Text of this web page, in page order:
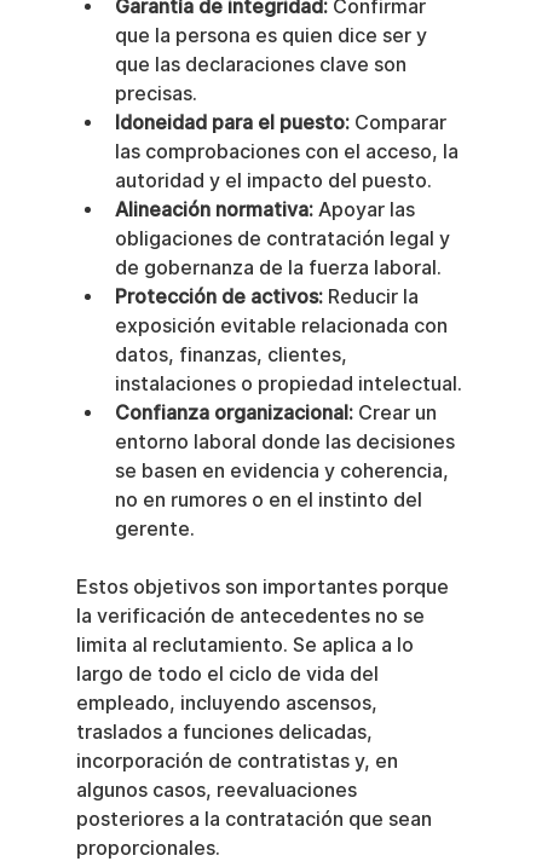
Garantía de integridad: Confirmar
que la persona es quien dice ser y
que las declaraciones clave son
precisas.
Idoneidad para el puesto: Comparar
las comprobaciones con el acceso, la
autoridad y el impacto del puesto.
Alineación normativa: Apoyar las
obligaciones de contratación legal y
de gobernanza de la fuerza laboral.
Protección de activos: Reducir la
exposición evitable relacionada con
datos, finanzas, clientes,
instalaciones o propiedad intelectual.
Confianza organizacional: Crear un
entorno laboral donde las decisiones
se basen en evidencia y coherencia,
no en rumores o en el instinto del
gerente.
Estos objetivos son importantes porque
la verificación de antecedentes no se
limita al reclutamiento. Se aplica a lo
largo de todo el ciclo de vida del
empleado, incluyendo ascensos,
traslados a funciones delicadas,
incorporación de contratistas y, en
algunos casos, reevaluaciones
posteriores a la contratación que sean
proporcionales.